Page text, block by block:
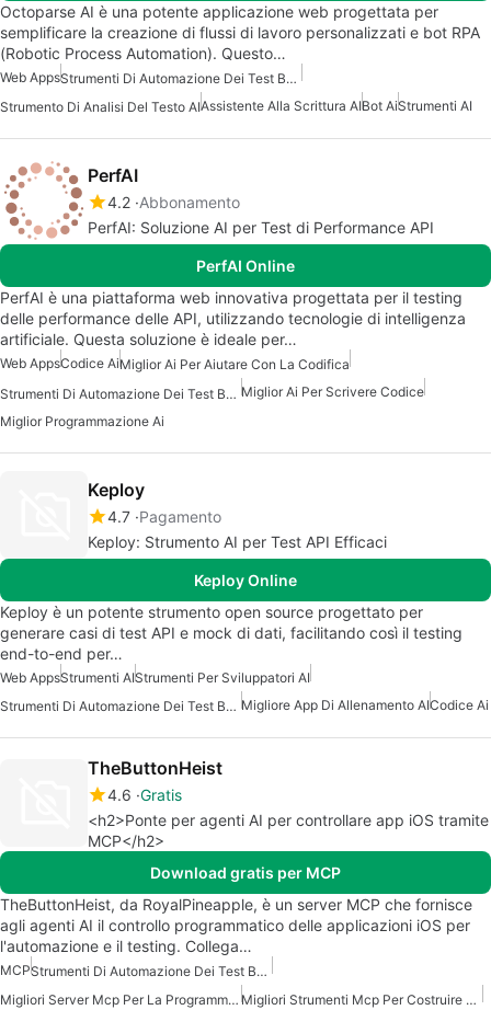
Octoparse AI è una potente applicazione web progettata per
semplificare la creazione di flussi di lavoro personalizzati e bot RPA
(Robotic Process Automation). Questo…
Web Apps
Strumenti Di Automazione Dei Test Basati Su AI
Strumento Di Analisi Del Testo AIAssistente Alla Scrittura AIBot AiStrumenti AI
PerfAI
4.2 Abbonamento
PerfAI: Soluzione AI per Test di Performance API
PerfAI Online
PerfAI è una piattaforma web innovativa progettata per il testing
delle performance delle API, utilizzando tecnologie di intelligenza
artificiale. Questa soluzione è ideale per…
Web AppsCodice AiMiglior Ai Per Aiutare Con La Codifica
Strumenti Di Automazione Dei Test Basati Su AI Miglior Ai Per Scrivere Codice
Miglior Programmazione Ai
Keploy
4.7 Pagamento
Keploy: Strumento AI per Test API Efficaci
Keploy Online
Keploy è un potente strumento open source progettato per
generare casi di test API e mock di dati, facilitando così il testing
end-to-end per…
Web AppsStrumenti AIStrumenti Per Sviluppatori AI
Strumenti Di Automazione Dei Test Basati Su AI Migliore App Di Allenamento AICodice Ai
TheButtonHeist
4.6 Gratis
<h2>Ponte per agenti AI per controllare app iOS tramite
MCP</h2>
Download gratis per MCP
TheButtonHeist, da RoyalPineapple, è un server MCP che fornisce
agli agenti AI il controllo programmatico delle applicazioni iOS per
l'automazione e il testing. Collega…
MCP
Strumenti Di Automazione Dei Test Basati Su AI
Migliori Server Mcp Per La Programmazione
Migliori Strumenti Mcp Per Costruire Agenti Ai